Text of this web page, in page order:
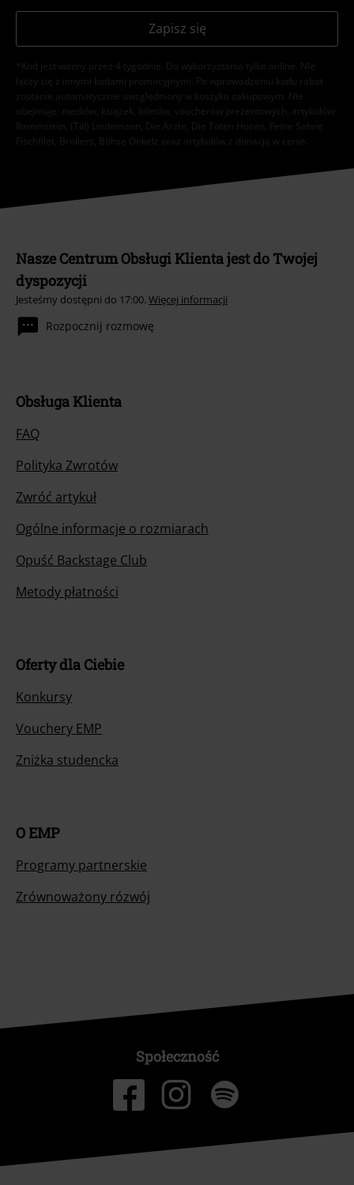
Zapisz się
*Kod jest ważny przez 4 tygodnie. Do wykorzystania tylko online. NIe
łączy się z innymi kodami promocyjnymi. Po wprowadzeniu kodu rabat
zostanie automatycznie uwzględniony w koszyku zakupowym. Nie
obejmuje: mediów, książek, biletów, voucherów prezentowych, artykułów:
Rammstein, (Till) Lindemann, Die Ärzte, Die Toten Hosen, Feine Sahne
Fischfilet, Broilers, Böhse Onkelz oraz artykułów z donacją w cenie.
Nasze Centrum Obsługi Klienta jest do Twojej
dyspozycji
Jesteśmy dostępni do 17:00. Więcej informacji
Rozpocznij rozmowę
Obsługa Klienta
FAQ
Polityka Zwrotów
Zwróć artykuł
Ogólne informacje o rozmiarach
Opuść Backstage Club
Metody płatności
Oferty dla Ciebie
Konkursy
Vouchery EMP
Zniżka studencka
O EMP
Programy partnerskie
Zrównoważony rózwój
Społeczność